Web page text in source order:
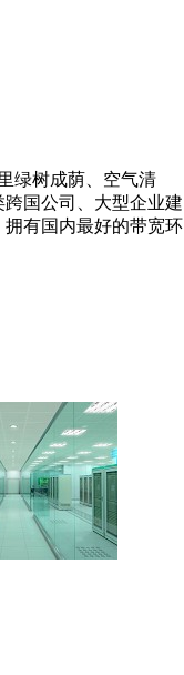
绿树成荫、空气清
国公司、大型企业建
有国内最好的带宽环